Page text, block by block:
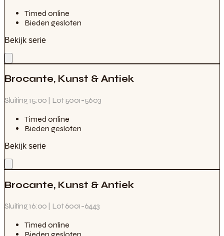
Timed online
Bieden gesloten
Bekijk serie
Brocante, Kunst & Antiek
Sluiting 15:00 | Lot 5001-5603
Timed online
Bieden gesloten
Bekijk serie
Brocante, Kunst & Antiek
Sluiting 16:00 | Lot 6001-6443
Timed online